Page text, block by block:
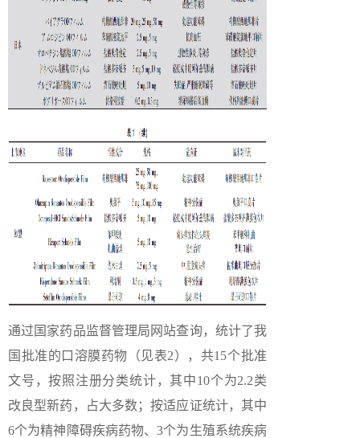
通过国家药品监督管理局网站查询，统计了我
国批准的口溶膜药物（见表2），共15个批准
文号，按照注册分类统计，其中10个为2.2类
改良型新药，占大多数；按适应证统计，其中
6个为精神障碍疾病药物、3个为生殖系统疾病